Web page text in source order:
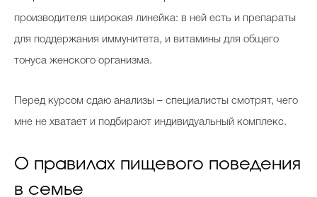
производителя широкая линейка: в ней есть и препараты
для поддержания иммунитета, и витамины для общего
тонуса женского организма.
Перед курсом сдаю анализы – специалисты смотрят, чего
мне не хватает и подбирают индивидуальный комплекс.
О правилах пищевого поведения
в семье